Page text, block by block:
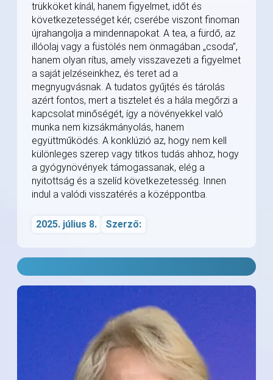
trükköket kínál, hanem figyelmet, időt és
következetességet kér, cserébe viszont finoman
újrahangolja a mindennapokat. A tea, a fürdő, az
illóolaj vagy a füstölés nem önmagában „csoda”,
hanem olyan rítus, amely visszavezeti a figyelmet
a saját jelzéseinkhez, és teret ad a
megnyugvásnak. A tudatos gyűjtés és tárolás
azért fontos, mert a tisztelet és a hála megőrzi a
kapcsolat minőségét, így a növényekkel való
munka nem kizsákmányolás, hanem
együttműködés. A konklúzió az, hogy nem kell
különleges szerep vagy titkos tudás ahhoz, hogy
a gyógynövények támogassanak, elég a
nyitottság és a szelíd következetesség. Innen
indul a valódi visszatérés a középpontba.
2025. július 8. Szerző: